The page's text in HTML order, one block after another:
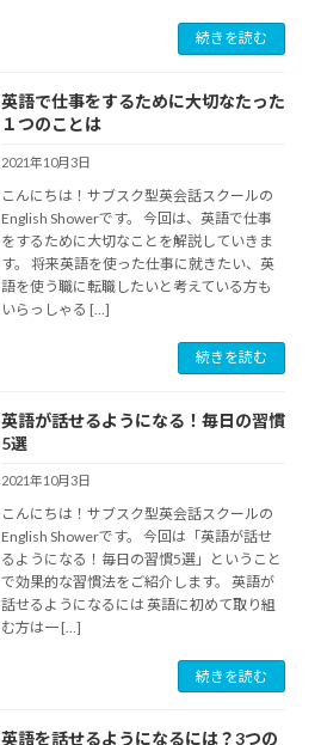
続きを読む
英語で仕事をするために大切なたった
１つのことは
2021年10月3日
こんにちは！サブスク型英会話スクールの
English Showerです。 今回は、英語で仕事
をするために大切なことを解説していきま
す。 将来英語を使った仕事に就きたい、英
語を使う職に転職したいと考えている方も
いらっしゃる […]
続きを読む
英語が話せるようになる！毎日の習慣
5選
2021年10月3日
こんにちは！サブスク型英会話スクールの
English Showerです。 今回は「英語が話せ
るようになる！毎日の習慣5選」ということ
で効果的な習慣法をご紹介します。 英語が
話せるようになるには 英語に初めて取り組
む方は一 […]
続きを読む
英語を話せるようになるには？3つの